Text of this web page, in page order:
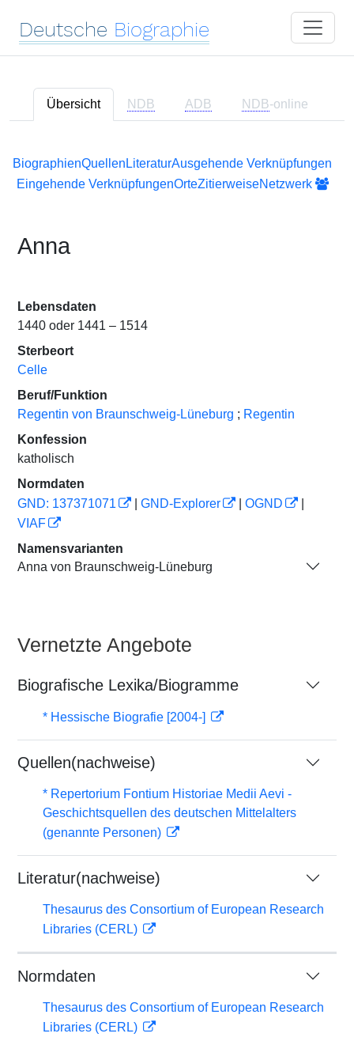
Deutsche Biographie
Übersicht NDB ADB NDB-online
BiographienQuellen LiteraturAusgehende Verknüpfungen
Eingehende VerknüpfungenOrteZitierweiseNetzwerk
Anna
Lebensdaten
1440 oder 1441 – 1514
Sterbeort
Celle
Beruf/Funktion
Regentin von Braunschweig-Lüneburg ; Regentin
Konfession
katholisch
Normdaten
GND: 137371071
GND-Explorer OGND
VIAF
Namensvarianten
Anna von Braunschweig-Lüneburg
Vernetzte Angebote
Biografische Lexika/Biogramme
* Hessische Biografie [2004-]
Quellen(nachweise)
* Repertorium Fontium Historiae Medii Aevi -
Geschichtsquellen des deutschen Mittelalters
(genannte Personen)
Literatur(nachweise)
Thesaurus des Consortium of European Research
Libraries (CERL)
Normdaten
Thesaurus des Consortium of European Research
Libraries (CERL)